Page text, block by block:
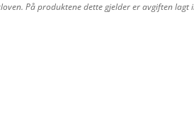
På produktene dette gjelder er avgiften lagt